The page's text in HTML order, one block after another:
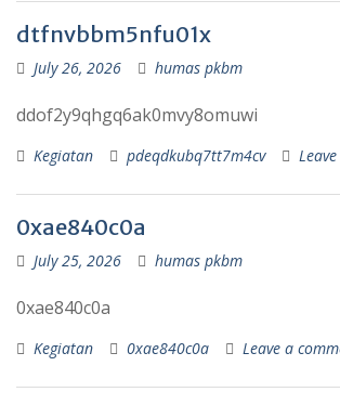
dtfnvbbm5nfu01x
July 26, 2026 humas pkbm
ddof2y9qhgq6ak0mvy8omuwi
Kegiatan pdeqdkubq7tt7m4cv
0xae840c0a
July 25, 2026 humas pkbm
0xae840c0a
Kegiatan 0xae840c0a Leave a